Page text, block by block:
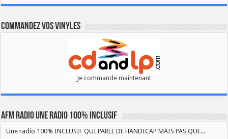
Commandez vos vinyles
Je commande maintenant
AFM RADIO UNE RADIO 100% INCLUSIF
Une radio 100% INCLUSIF QUI PARLE DE HANDICAP MAIS PAS QUE...